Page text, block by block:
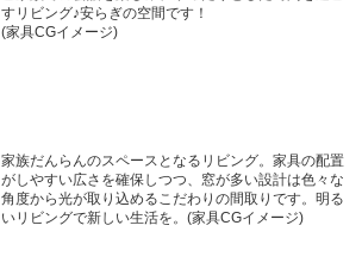
すリビング♪安らぎの空間です！
(家具CGイメージ)
家族だんらんのスペースとなるリビング。家具の配置
がしやすい広さを確保しつつ、窓が多い設計は色々な
角度から光が取り込めるこだわりの間取りです。明る
いリビングで新しい生活を。(家具CGイメージ)